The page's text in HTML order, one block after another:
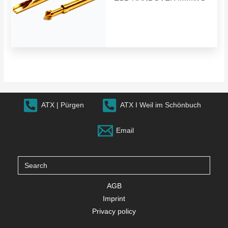
ATX | Pürgen ATX I Weil im Schönbuch
Email
Search
for:
AGB
Imprint
Privacy policy